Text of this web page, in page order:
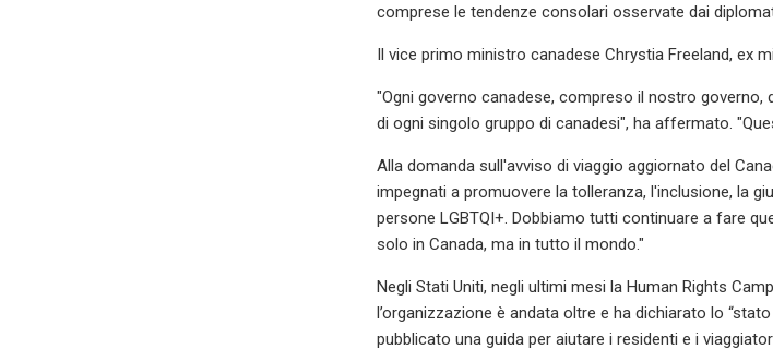
comprese le tendenze consolari osservate dai
Il vice primo ministro canadese Chrystia Freeland, ex
"Ogni governo canadese, compreso il nostro
di ogni singolo gruppo di canadesi", ha affermato.
Alla domanda sull'avviso di viaggio aggiornato del
impegnati a promuovere la tolleranza, l'inclusione, la
persone LGBTQI+. Dobbiamo tutti continuare a fare
solo in Canada, ma in tutto il mondo."
Negli Stati Uniti, negli ultimi mesi la Human Rights
l’organizzazione è andata oltre e ha dichiarato lo
pubblicato una guida per aiutare i residenti e i